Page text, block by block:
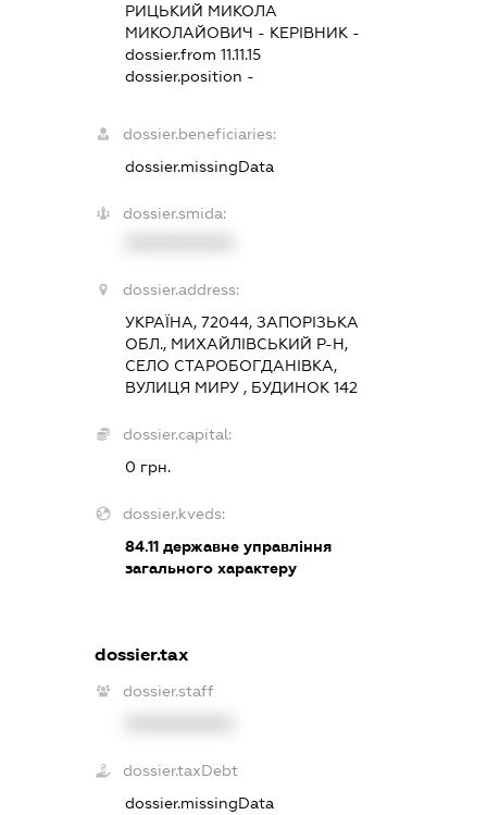
РИЦЬКИЙ МИКОЛА
МИКОЛАЙОВИЧ - КЕРІВНИК -
dossier.from 11.11.15
dossier.position -
dossier.beneficiaries:
dossier.missingData
dossier.smida:
dossier.address:
УКРАЇНА, 72044, ЗАПОРІЗЬКА
ОБЛ., МИХАЙЛІВСЬКИЙ Р-Н,
СЕЛО СТАРОБОГДАНІВКА,
ВУЛИЦЯ МИРУ , БУДИНОК 142
dossier.capital:
0 грн.
dossier.kveds:
84.11державне управління
загального характеру
dossier.tax
dossier.staff
dossier.taxDebt
dossier.missingData